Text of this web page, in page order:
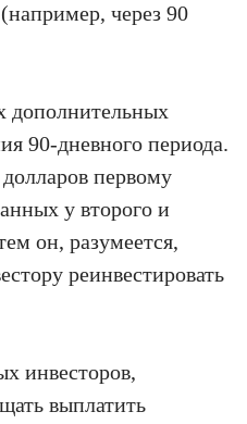
через 90
дополнительных
90-дневного периода.
первому
у второго и
он, разумеется,
реинвестировать
инвесторов,
выплатить